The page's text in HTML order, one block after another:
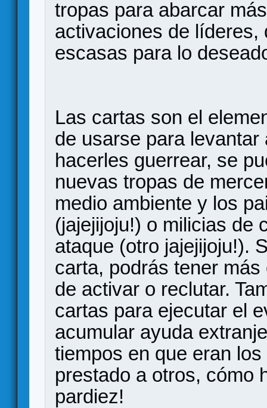
tropas para abarcar
activaciones de
escasas para lo
Las cartas son el
de usarse para
hacerles guerrear, se
nuevas tropas de
medio ambiente y los
(jajejijoju!) o milicias de
ataque (otro jajejijoju!).
carta, podrás tener
de activar o reclutar.
cartas para ejecutar el
acumular ayuda
tiempos en que eran
prestado a otros, cómo
pardiez!